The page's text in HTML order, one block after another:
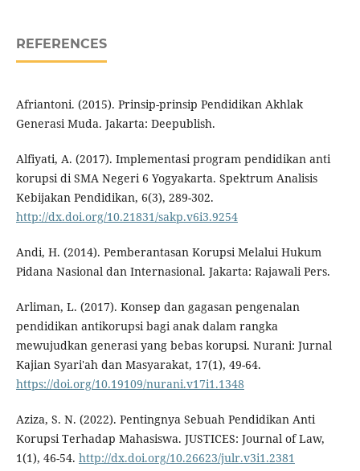
REFERENCES
Afriantoni. (2015). Prinsip-prinsip Pendidikan Akhlak
Generasi Muda. Jakarta: Deepublish.
Alfiyati, A. (2017). Implementasi program pendidikan anti
korupsi di SMA Negeri 6 Yogyakarta. Spektrum Analisis
Kebijakan Pendidikan, 6(3), 289-302.
http://dx.doi.org/10.21831/sakp.v6i3.9254
Andi, H. (2014). Pemberantasan Korupsi Melalui Hukum
Pidana Nasional dan Internasional. Jakarta: Rajawali Pers.
Arliman, L. (2017). Konsep dan gagasan pengenalan
pendidikan antikorupsi bagi anak dalam rangka
mewujudkan generasi yang bebas korupsi. Nurani: Jurnal
Kajian Syari'ah dan Masyarakat, 17(1), 49-64.
https://doi.org/10.19109/nurani.v17i1.1348
Aziza, S. N. (2022). Pentingnya Sebuah Pendidikan Anti
Korupsi Terhadap Mahasiswa. JUSTICES: Journal of Law,
1(1), 46-54. http://dx.doi.org/10.26623/julr.v3i1.2381